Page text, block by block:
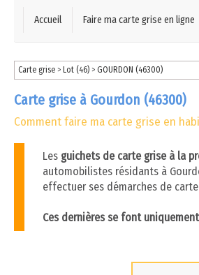
Accueil Faire ma carte grise en ligne
Carte grise > Lot (46)>GOURDON (46300)
Carte grise à Gourdon (46300)
Comment faire ma carte grise en
Les guichets de carte grise à la
automobilistes résidants à
effectuer ses démarches de
Ces dernières se font